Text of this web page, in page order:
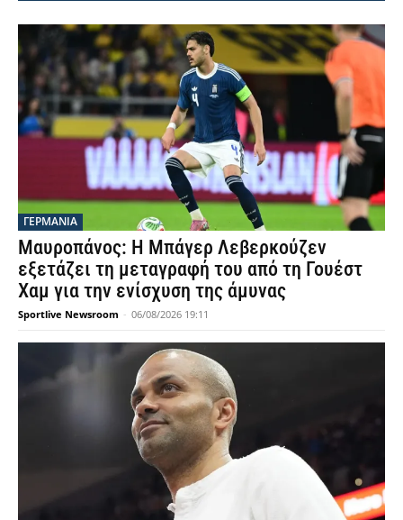
ΓΕΡΜΑΝΙΑ
Μαυροπάνος: Η Μπάγερ Λεβερκούζεν
εξετάζει τη μεταγραφή του από τη Γουέστ
Χαμ για την ενίσχυση της άμυνας
Sportlive Newsroom - 06/08/2026 19:11